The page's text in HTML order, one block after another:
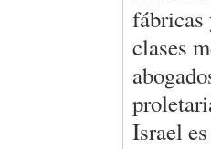
fábricas
clases
Israel